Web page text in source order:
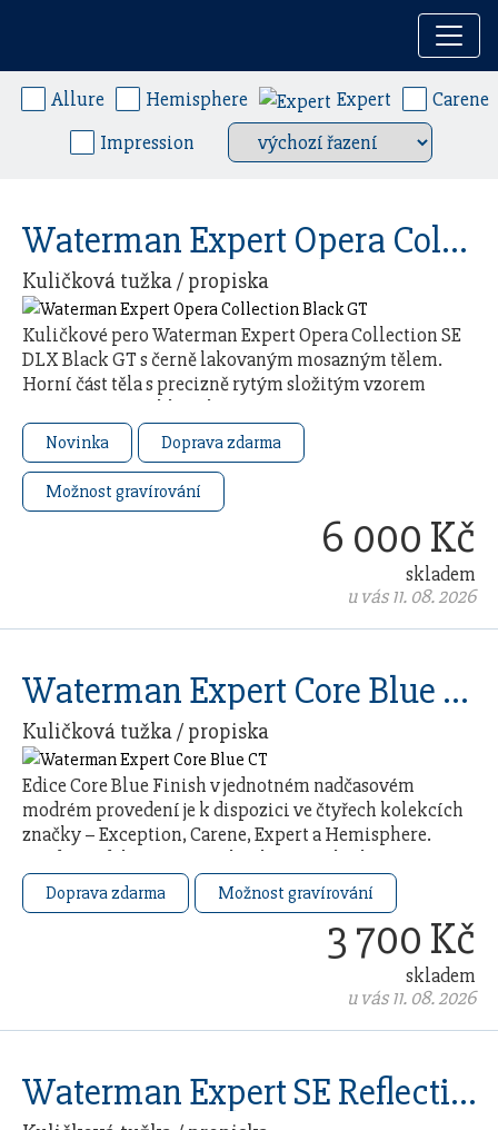
Kuličkové tužky
Allure Hemisphere Expert
Carene
Impression
Waterman Expert Opera Collection Black GT
Kuličková tužka / propiska
Kuličkové pero Waterman Expert Opera Collection SE
DLX Black GT s černě lakovaným mosazným tělem.
Horní část těla s precizně rytým složitým vzorem
připomínajícím klasické pero Waterman „Man …
Novinka Doprava zdarma
Možnost gravírování
6 000 Kč
skladem
u vás 11. 08. 2026
Waterman Expert Core Blue CT
Kuličková tužka / propiska
Edice Core Blue Finish v jednotném nadčasovém
modrém provedení je k dispozici ve čtyřech kolekcích
značky – Exception, Carene, Expert a Hemisphere.
Každý model čerpá ze 140letého řemeslného …
Doprava zdarma Možnost gravírování
3 700 Kč
skladem
u vás 11. 08. 2026
Waterman Expert SE Reflections Of Paris GT